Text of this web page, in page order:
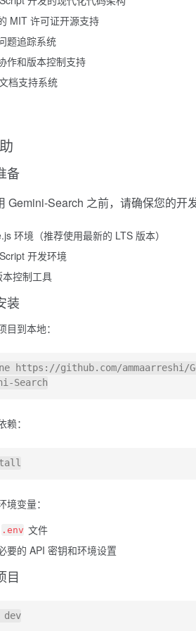
MIT 许可证开源支持
题追踪系统
作和版本控制支持
档支持系统
备
Gemini-Search 之前，请确保您的开
环境（推荐使用最新的 LTS 版本）
开发环境
控制工具
装
目到本地：
https://github.com/ammaarreshi/
赖：
境变量：
.env 文件
要的 API 密钥和环境设置
目